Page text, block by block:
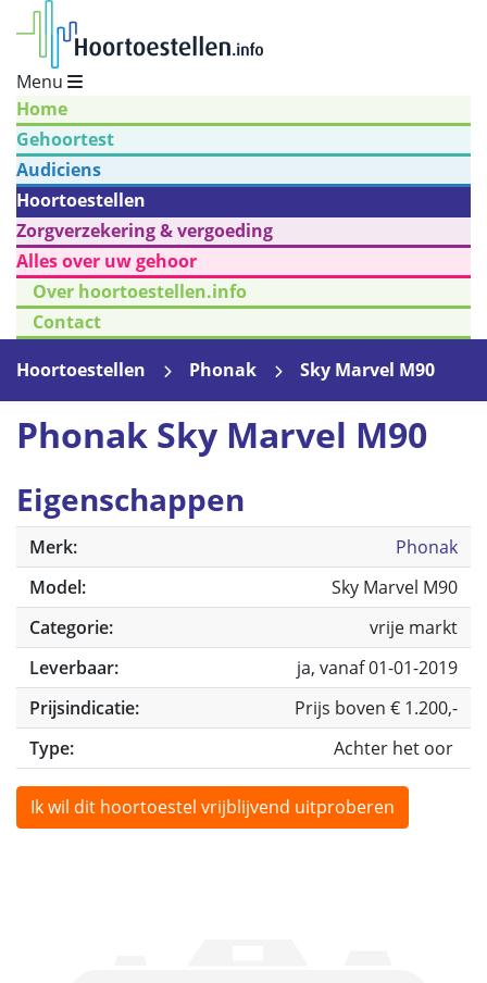
Menu
Home
Gehoortest
Audiciens
Hoortoestellen
Zorgverzekering & vergoeding
Alles over uw gehoor
Over hoortoestellen.info
Contact
Hoortoestellen
Phonak Sky Marvel M90
Phonak Sky Marvel M90
Eigenschappen
Merk:
Phonak
Model:
Sky Marvel M90
Categorie:
vrije markt
Leverbaar:
ja, vanaf 01-01-2019
Prijsindicatie:
Prijs boven € 1.200,-
Type:
Achter het oor
Ik wil dit hoortoestel vrijblijvend uitproberen